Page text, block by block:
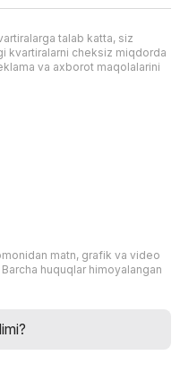
talab katta, siz
kvartiralarni cheksiz miqdorda
va axborot maqolalarini
matn, grafik va video
huquqlar himoyalangan